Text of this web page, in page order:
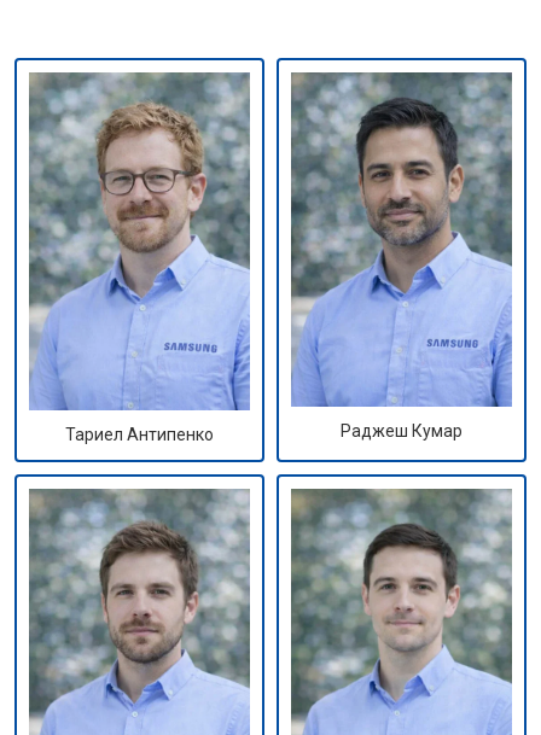
Тариел Антипенко Раджеш Кумар